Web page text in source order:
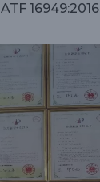
IATF 16949:2016